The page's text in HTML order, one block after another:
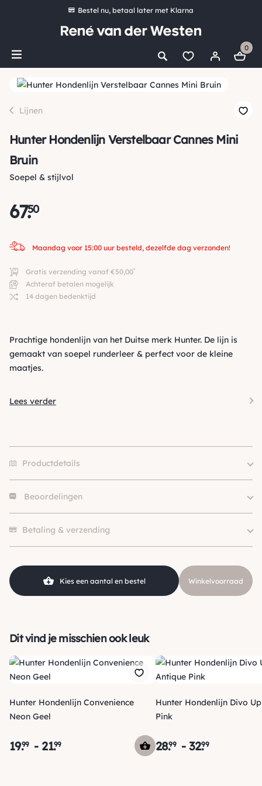
Bestel nu, betaal later met Klarna
Ruim 16.000 artikelen op voorraad
Maandag voor 15:00 uur besteld, dezelfde dag verzonden!
0
Lijnen
Hunter Hondenlijn Verstelbaar Cannes Mini
Bruin
Soepel & stijlvol
67.
50
Maandag voor 15:00 uur besteld, dezelfde dag verzonden!
Gratis verzending vanaf €50,00*
Achteraf betalen mogelijk
14 dagen bedenktijd
Prachtige hondenlijn van het Duitse merk Hunter. De lijn is
gemaakt van soepel runderleer & perfect voor de kleine
maatjes.
Lees verder
Productdetails
Soort
Merk
Hunter
Kleur
SKU
210000009432
Beoordelingen
Betaling & verzending
Kies een aantal en bestel Winkelvoorraad
Dit vind je misschien ook leuk
Hunter Hondenlijn Convenience
Neon Geel
19.99 - 21.99
Hunter Hondenlijn Divo Up Antique
Pink
28.99 - 32.99